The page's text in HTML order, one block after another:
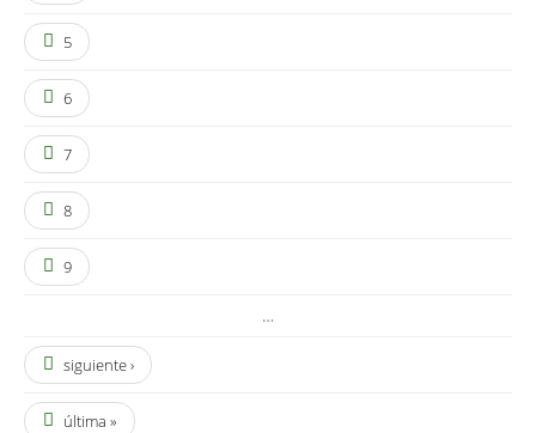
5
6
7
8
9
…
siguiente ›
última »